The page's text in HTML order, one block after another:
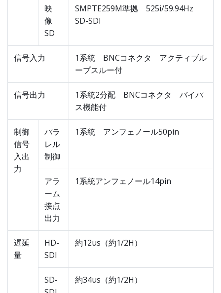
映
像
SD
SMPTE259M準拠 525i/59.94Hz
SD-SDI
信号入力
1系統 BNCコネクタ アクティブル
ープスルー付
信号出力
1系統2分配 BNCコネクタ バイパ
ス機能付
制御
信号
入出
力
パラ
レル
制御
1系統 アンフェノール50pin
アラ
ーム
接点
出力
1系統アンフェノール14pin
遅延
量
HD-
SDI
約12us（約1/2H）
SD-
約34us（約1/2H）